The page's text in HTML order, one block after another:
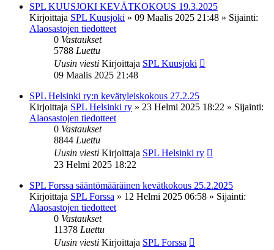
SPL KUUSJOKI KEVÄTKOKOUS 19.3.2025
Kirjoittaja SPL Kuusjoki » 09 Maalis 2025 21:48 » Sijainti:
Alaosastojen tiedotteet
0 Vastaukset
5788 Luettu
Uusin viesti Kirjoittaja SPL Kuusjoki
09 Maalis 2025 21:48
SPL Helsinki ry:n kevätyleiskokous 27.2.25
Kirjoittaja SPL Helsinki ry » 23 Helmi 2025 18:22 » Sijainti:
Alaosastojen tiedotteet
0 Vastaukset
8844 Luettu
Uusin viesti Kirjoittaja SPL Helsinki ry
23 Helmi 2025 18:22
SPL Forssa sääntömääräinen kevätkokous 25.2.2025
Kirjoittaja SPL Forssa » 12 Helmi 2025 06:58 » Sijainti:
Alaosastojen tiedotteet
0 Vastaukset
11378 Luettu
Uusin viesti Kirjoittaja SPL Forssa